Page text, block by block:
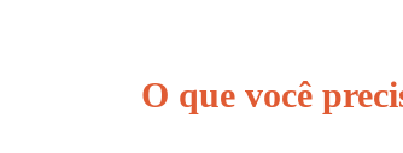
O que você